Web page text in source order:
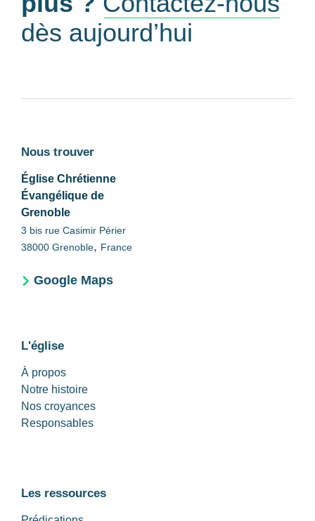
dès aujourd’hui
Nous trouver
Église Chrétienne
Évangélique de
Grenoble
3 bis rue Casimir Périer
38000 Grenoble, France
Google Maps
L'église
À propos
Notre histoire
Nos croyances
Responsables
Les ressources